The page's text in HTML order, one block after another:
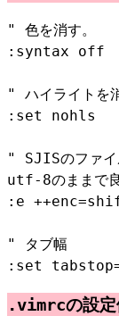
" 色を消す。
:syntax off
" ハイライトを
:set nohls
" SJISのファイ
utf-8のままで良
:e
" タブ幅
:set
.vimrcの設定